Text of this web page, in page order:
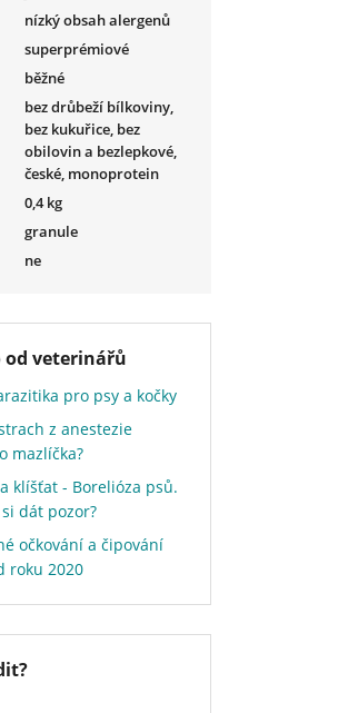
nízký obsah alergenů
superprémiové
běžné
bez drůbeží bílkoviny,
bez kukuřice, bez
obilovin a bezlepkové,
české, monoprotein
0,4 kg
granule
ne
od veterinářů
pro psy a kočky
z anestezie
mazlíčka?
klíšťat - Borelióza psů.
dát pozor?
očkování a čipování
roku 2020